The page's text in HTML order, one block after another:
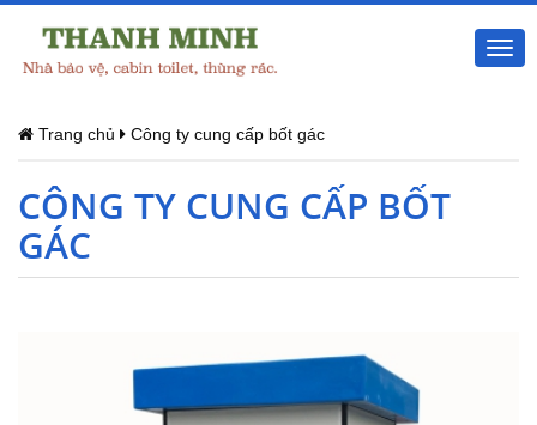
Trang chủ Công ty cung cấp bốt gác
CÔNG TY CUNG CẤP BỐT
GÁC